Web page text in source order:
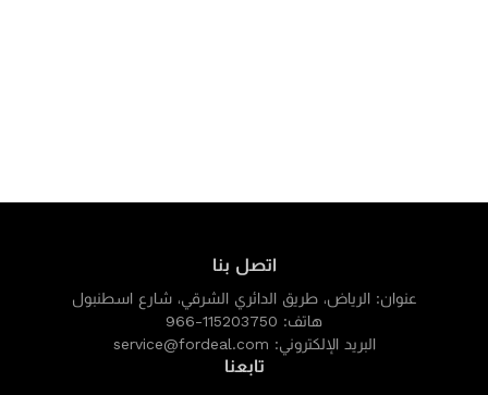
اتصل بنا
عنوان: الرياض، طريق الدائري الشرقي، شارع اسطنبول
هاتف: 966-115203750
البريد الإلكتروني: service@fordeal.com
تابعنا